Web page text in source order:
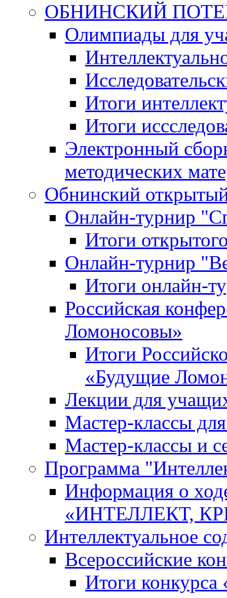
ОБНИНСКИЙ
Олимпиады для
Итоги
Итоги
Электронный
методических
Обнинский
Онлайн-турнир
Итоги
Онлайн-турнир
Итоги онлайн-
Российская
Ломоносовы»
Итоги
«Будущие
Лекции для
Мастер-классы
Мастер-классы и
Программа
Информация о
«ИНТЕЛЛЕКТ,
Интеллектуальное
Всероссийские
Итоги конкурса